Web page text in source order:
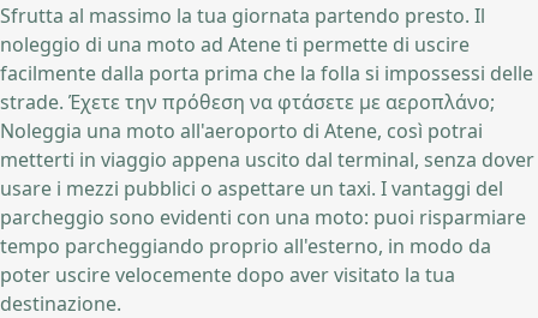
Sfrutta al massimo la tua giornata partendo presto. Il
noleggio di una moto ad Atene ti permette di uscire
facilmente dalla porta prima che la folla si impossessi delle
strade. Έχετε την πρόθεση να φτάσετε με αεροπλάνο;
Noleggia una moto all'aeroporto di Atene, così potrai
metterti in viaggio appena uscito dal terminal, senza dover
usare i mezzi pubblici o aspettare un taxi. I vantaggi del
parcheggio sono evidenti con una moto: puoi risparmiare
tempo parcheggiando proprio all'esterno, in modo da
poter uscire velocemente dopo aver visitato la tua
destinazione.